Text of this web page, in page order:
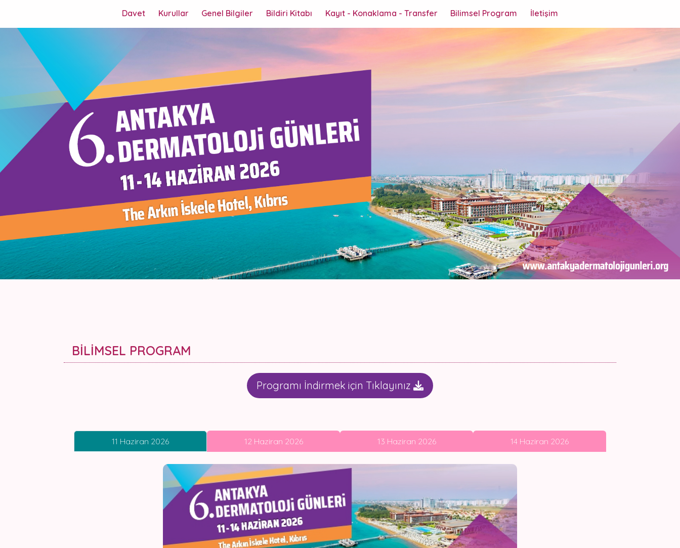
Davet(current)
Kurullar Genel Bilgiler Bildiri Kitabı Kayıt - Konaklama - Transfer Bilimsel Program İletişim
BİLİMSEL PROGRAM
Programı İndirmek için Tıklayınız
11 Haziran 2026 12 Haziran 2026 13 Haziran 2026 14 Haziran 2026